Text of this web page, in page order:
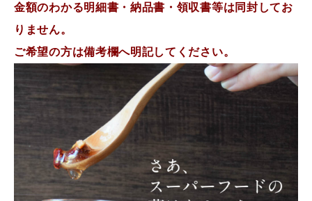
金額のわかる明細書・納品書・領収書等は同封してお
りません。
ご希望の方は備考欄へ明記してください。